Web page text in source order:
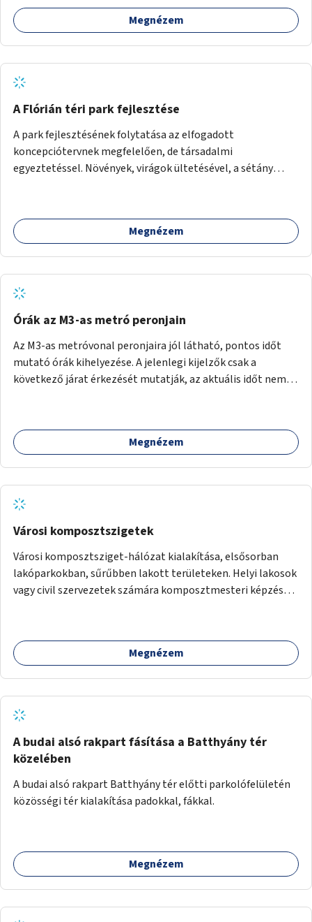
Megnézem
A Flórián téri park fejlesztése
A park fejlesztésének folytatása az elfogadott
koncepciótervnek megfelelően, de társadalmi
egyeztetéssel. Növények, virágok ültetésével, a sétány
Megnézem
Órák az M3-as metró peronjain
Az M3-as metróvonal peronjaira jól látható, pontos időt
mutató órák kihelyezése. A jelenlegi kijelzők csak a
következő járat érkezését mutatják, az aktuális időt nem.
Megnézem
Városi komposztszigetek
Városi komposztsziget-hálózat kialakítása, elsősorban
lakóparkokban, sűrűbben lakott területeken. Helyi lakosok
vagy civil szervezetek számára komposztmesteri képzés
Megnézem
A budai alsó rakpart fásítása a Batthyány tér
közelében
A budai alsó rakpart Batthyány tér előtti parkolófelületén
közösségi tér kialakítása padokkal, fákkal.
Megnézem